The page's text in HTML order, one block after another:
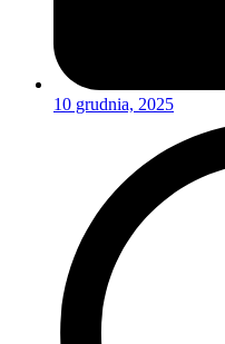
10 grudnia, 2025